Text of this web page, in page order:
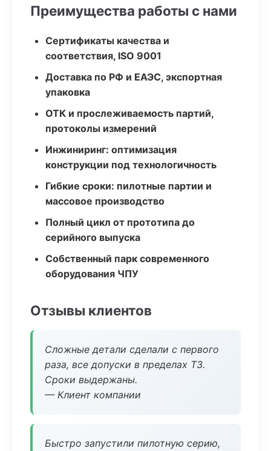
Преимущества работы с нами
Сертификаты качества и
соответствия, ISO 9001
Доставка по РФ и ЕАЭС, экспортная
упаковка
ОТК и прослеживаемость партий,
протоколы измерений
Инжиниринг: оптимизация
конструкции под технологичность
Гибкие сроки: пилотные партии и
массовое производство
Полный цикл от прототипа до
серийного выпуска
Собственный парк современного
оборудования ЧПУ
Отзывы клиентов
Сложные детали сделали с первого
раза, все допуски в пределах ТЗ.
Сроки выдержаны.
— Клиент компании
Быстро запустили пилотную серию,